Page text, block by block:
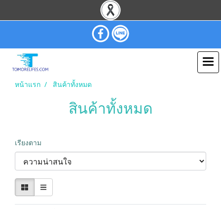
หน้าแรก สินค้าทั้งหมด
สินค้าทั้งหมด
เรียงตาม